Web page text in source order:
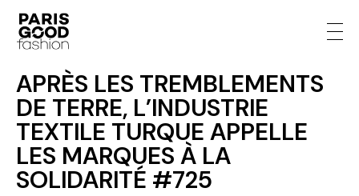
APRÈS LES TREMBLEMENTS
DE TERRE, L’INDUSTRIE
TEXTILE TURQUE APPELLE
LES MARQUES À LA
SOLIDARITÉ #725